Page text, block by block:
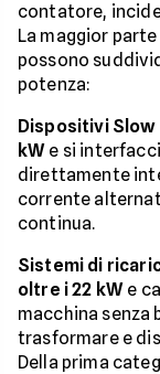
contatore,
La maggior
possono
potenza:
Dispositivi Slow
kW e si
direttamente
corrente
continua.
Sistemi di
oltre i 22 kW e
macchina senza
trasformare e
Della prima